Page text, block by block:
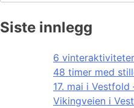
Siste innlegg
6
48 timer med
17. mai i
Vikingveien i